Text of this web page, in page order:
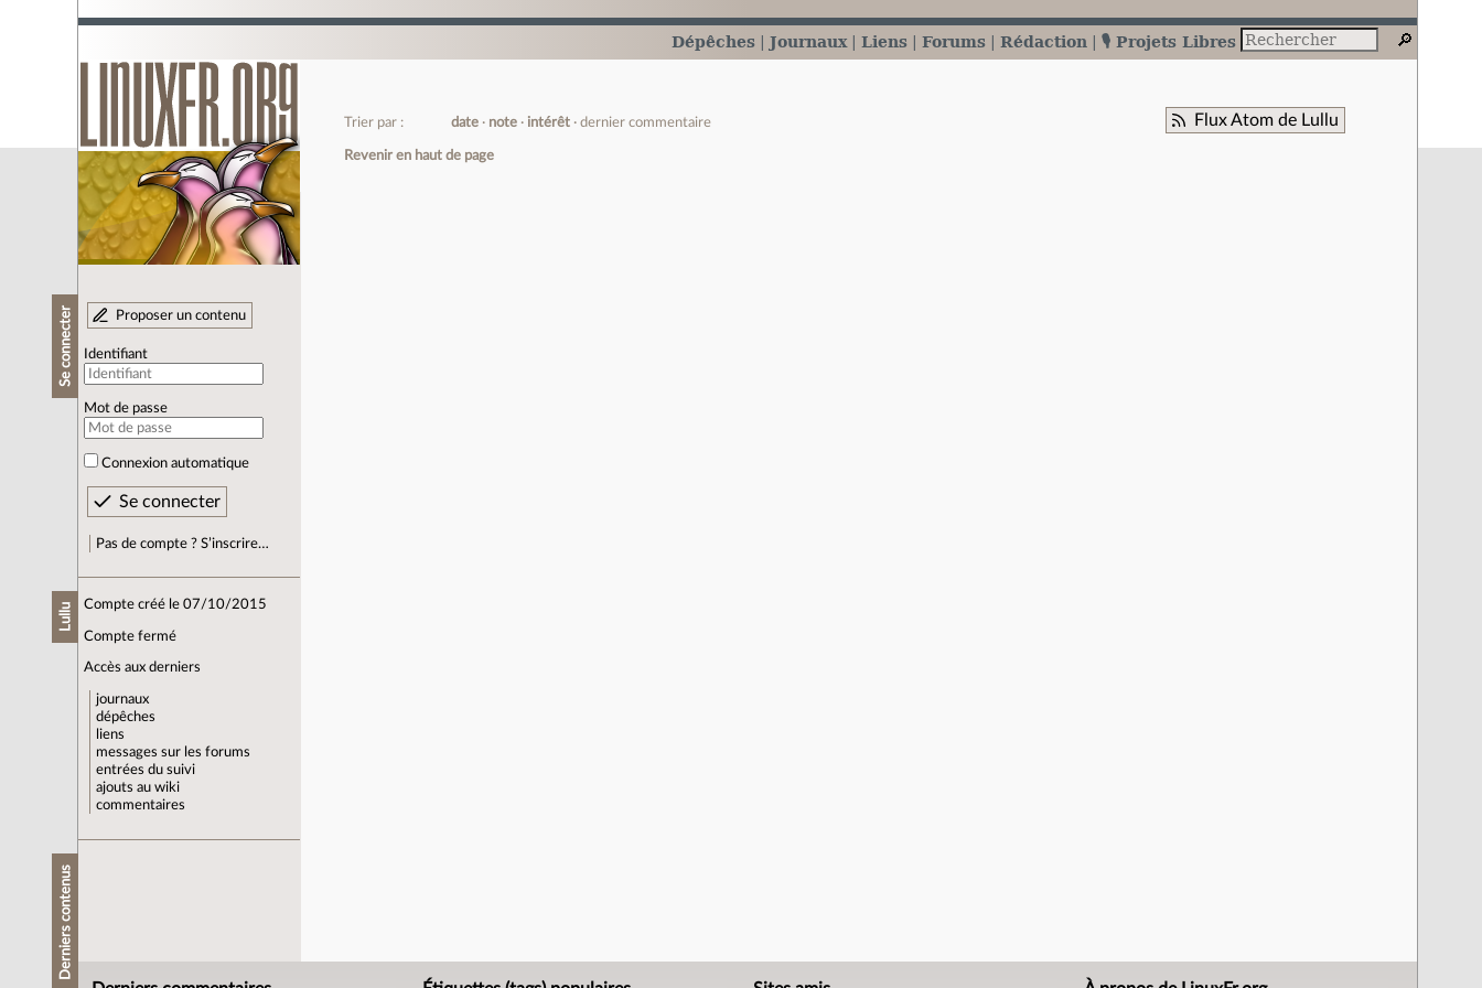
Dépêches Journaux Liens Forums Rédaction 🎙️ Projets Libres
Se connecter Proposer un contenu
Identifiant
Mot de passe
Connexion automatique
Pas de compte ? S’inscrire…
Lullu Compte créé le 07/10/2015
Compte fermé
Accès aux derniers
journaux
dépêches
liens
messages sur les forums
entrées du suivi
ajouts au wiki
commentaires
Derniers contenus
Flux Atom de Lullu
Trier par : date note intérêt dernier commentaire
Revenir en haut de page